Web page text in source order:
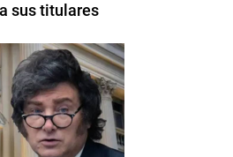
sus titulares